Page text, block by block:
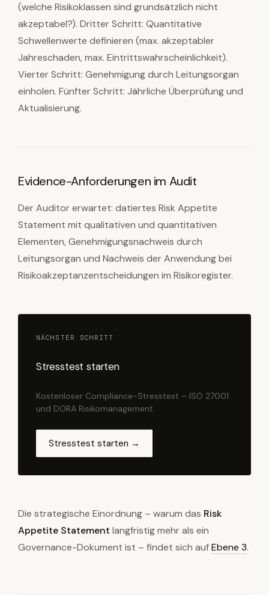
(welche Risikoklassen sind grundsätzlich nicht
akzeptabel?). Dritter Schritt: Quantitative
Schwellenwerte definieren (max. akzeptabler
Jahreschaden, max. Eintrittswahrscheinlichkeit).
Vierter Schritt: Genehmigung durch Leitungsorgan
einholen. Fünfter Schritt: Jährliche Überprüfung und
Aktualisierung.
Evidence-Anforderungen im Audit
Der Auditor erwartet: datiertes Risk Appetite
Statement mit qualitativen und quantitativen
Elementen, Genehmigungsnachweis durch
Leitungsorgan und Nachweis der Anwendung bei
Risikoakzeptanzentscheidungen im Risikoregister.
NÄCHSTER SCHRITT
Stresstest starten
Kostenloser Compliance-Stresstest – ISO 27001
und DORA Risikomanagement.
Stresstest starten →
Die strategische Einordnung – warum das Risk
Appetite Statement langfristig mehr als ein
Governance-Dokument ist – findet sich aufEbene 3.